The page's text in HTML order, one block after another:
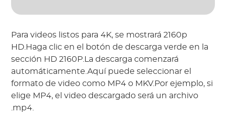
Para videos listos para 4K, se mostrará 2160p
HD.Haga clic en el botón de descarga verde en la
sección HD 2160P.La descarga comenzará
automáticamente.Aquí puede seleccionar el
formato de video como MP4 o MKV.Por ejemplo, si
elige MP4, el video descargado será un archivo
.mp4.